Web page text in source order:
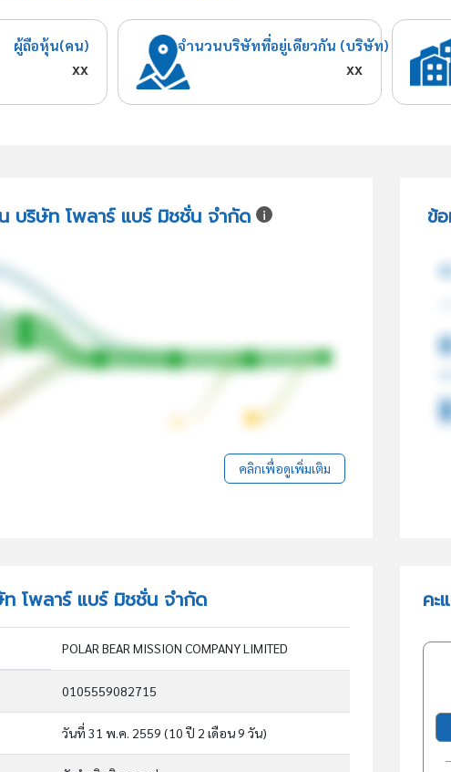
ผู้ถือหุ้น(คน)
xx
จำนวนบริษัทที่อยู่เดียวกัน (บริษัท)
xx
บริษัท โพลาร์ แบร์ มิชชั่น จำกัด
คลิกเพื่อดูเพิ่มเติม
ข้
โพลาร์ แบร์ มิชชั่น จำกัด
POLAR BEAR MISSION COMPANY LIMITED
0105559082715
วันที่ 31 พ.ค. 2559 (10 ปี 2 เดือน 9 วัน)
คะ